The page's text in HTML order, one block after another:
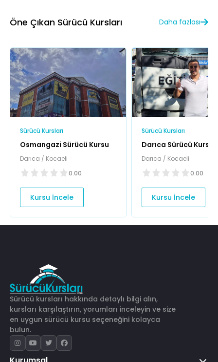
Öne Çıkan Sürücü Kursları Daha fazlası
Sürücü Kursları
Osmangazi Sürücü Kursu
Darıca / Kocaeli
0.00
Kursu İncele
Sürücü Kursları
Darıca Sürücü Kursu
Darıca / Kocaeli
0.00
Kursu İncele
Sürücü kursları hakkında detaylı bilgi alın,
kursları karşılaştırın, yorumları inceleyin ve size
en uygun sürücü kursu seçeneğini kolayca
bulun.